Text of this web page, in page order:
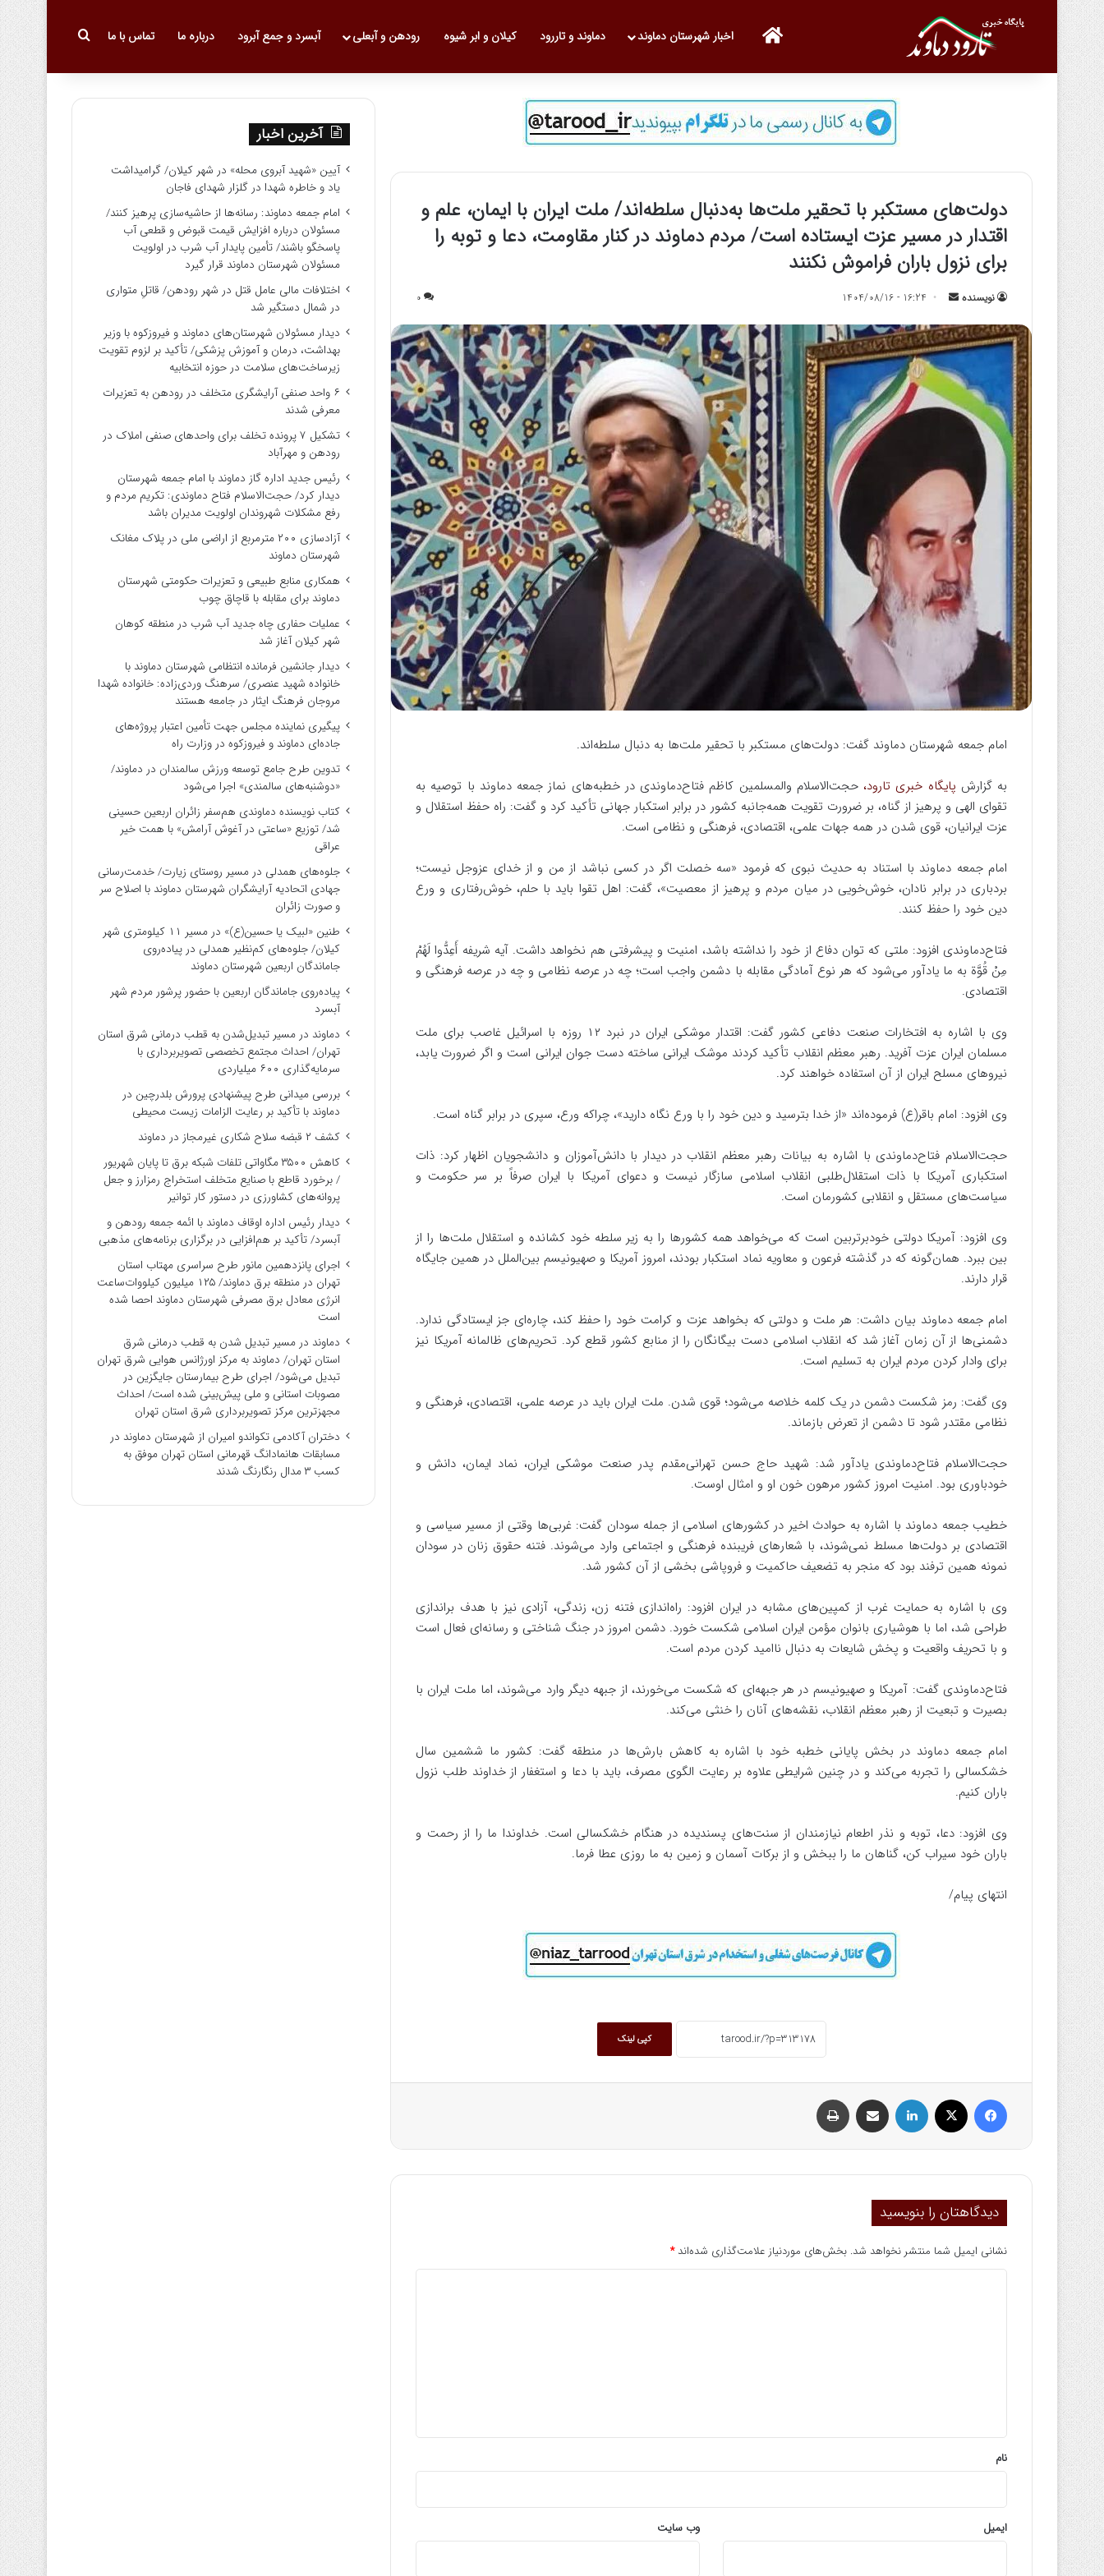
صفحه نخست
اخبار شهرستان دماوند دماوند و تاررود کیلان و ابر شیوه رودهن و آبعلی آبسرد و جمع آبرود درباره ما تماس با ما جستجو برای
دولت‌های مستکبر با تحقیر ملت‌ها به‌دنبال سلطه‌اند/ ملت ایران با ایمان، علم و
اقتدار در مسیر عزت ایستاده است/ مردم دماوند در کنار مقاومت، دعا و توبه را
برای نزول باران فراموش نکنند
نویسنده
س
ا
ل
ب
م
16:24 - 1404/08/16
0
امام جمعه شهرستان دماوند گفت: دولت‌های مستکبر با تحقیر ملت‌ها به‌ دنبال سلطه‌اند.
به گزارش پایگاه خبری تارود، حجت‌الاسلام والمسلمین کاظم فتاح‌دماوندی در خطبه‌های نماز جمعه دماوند با توصیه به
تقوای الهی و پرهیز از گناه، بر ضرورت تقویت همه‌جانبه کشور در برابر استکبار جهانی تأکید کرد و گفت: راه حفظ استقلال و
عزت ایرانیان، قوی شدن در همه جهات علمی، اقتصادی، فرهنگی و نظامی است.
امام جمعه دماوند با استناد به حدیث نبوی که فرمود «سه خصلت اگر در کسی نباشد از من و از خدای عزوجل نیست؛
بردباری در برابر نادان، خوش‌خویی در میان مردم و پرهیز از معصیت»، گفت: اهل تقوا باید با حلم، خوش‌رفتاری و ورع
دین خود را حفظ کنند.
فتاح‌دماوندی افزود: ملتی که توان دفاع از خود را نداشته باشد، امنیت و پیشرفتی هم نخواهد داشت. آیه شریفه أَعِدُّوا لَهُمْ
مِنْ قُوَّة به ما یادآور می‌شود که هر نوع آمادگی مقابله با دشمن واجب است؛ چه در عرصه نظامی و چه در عرصه فرهنگی و
اقتصادی.
وی با اشاره به افتخارات صنعت دفاعی کشور گفت: اقتدار موشکی ایران در نبرد ۱۲ روزه با اسرائیل غاصب برای ملت
مسلمان ایران عزت آفرید. رهبر معظم انقلاب تأکید کردند موشک ایرانی ساخته دست جوان ایرانی است و اگر ضرورت یابد،
نیروهای مسلح ایران از آن استفاده خواهند کرد.
وی افزود: امام باقر(ع) فرموده‌اند «از خدا بترسید و دین خود را با ورع نگاه دارید»، چراکه ورع، سپری در برابر گناه است.
حجت‌الاسلام فتاح‌دماوندی با اشاره به بیانات رهبر معظم انقلاب در دیدار با دانش‌آموزان و دانشجویان اظهار کرد: ذات
استکباری آمریکا با ذات استقلال‌طلبی انقلاب اسلامی سازگار نیست و دعوای آمریکا با ایران صرفاً بر سر حکومت و
سیاست‌های مستقل و انقلابی کشورمان است.
وی افزود: آمریکا دولتی خودبرتربین است که می‌خواهد همه کشورها را به زیر سلطه خود کشانده و استقلال ملت‌ها را از
بین ببرد. همان‌گونه که در گذشته فرعون و معاویه نماد استکبار بودند، امروز آمریکا و صهیونیسم بین‌الملل در همین جایگاه
قرار دارند.
امام جمعه دماوند بیان داشت: هر ملت و دولتی که بخواهد عزت و کرامت خود را حفظ کند، چاره‌ای جز ایستادگی ندارد.
دشمنی‌ها از آن زمان آغاز شد که انقلاب اسلامی دست بیگانگان را از منابع کشور قطع کرد. تحریم‌های ظالمانه آمریکا نیز
برای وادار کردن مردم ایران به تسلیم است.
وی گفت: رمز شکست دشمن در یک کلمه خلاصه می‌شود؛ قوی شدن. ملت ایران باید در عرصه علمی، اقتصادی، فرهنگی و
نظامی مقتدر شود تا دشمن از تعرض بازماند.
حجت‌الاسلام فتاح‌دماوندی یادآور شد: شهید حاج حسن تهرانی‌مقدم پدر صنعت موشکی ایران، نماد ایمان، دانش و
خودباوری بود. امنیت امروز کشور مرهون خون او و امثال اوست.
خطیب جمعه دماوند با اشاره به حوادث اخیر در کشورهای اسلامی از جمله سودان گفت: غربی‌ها وقتی از مسیر سیاسی و
اقتصادی بر دولت‌ها مسلط نمی‌شوند، با شعارهای فریبنده فرهنگی و اجتماعی وارد می‌شوند. فتنه حقوق زنان در سودان
نمونه همین ترفند بود که منجر به تضعیف حاکمیت و فروپاشی بخشی از آن کشور شد.
وی با اشاره به حمایت غرب از کمپین‌های مشابه در ایران افزود: راه‌اندازی فتنه زن، زندگی، آزادی نیز با هدف براندازی
طراحی شد، اما با هوشیاری بانوان مؤمن ایران اسلامی شکست خورد. دشمن امروز در جنگ شناختی و رسانه‌ای فعال است
و با تحریف واقعیت و پخش شایعات به دنبال ناامید کردن مردم است.
فتاح‌دماوندی گفت: آمریکا و صهیونیسم در هر جبهه‌ای که شکست می‌خورند، از جبهه دیگر وارد می‌شوند، اما ملت ایران با
بصیرت و تبعیت از رهبر معظم انقلاب، نقشه‌های آنان را خنثی می‌کند.
امام جمعه دماوند در بخش پایانی خطبه خود با اشاره به کاهش بارش‌ها در منطقه گفت: کشور ما ششمین سال
خشکسالی را تجربه می‌کند و در چنین شرایطی علاوه بر رعایت الگوی مصرف، باید با دعا و استغفار از خداوند طلب نزول
باران کنیم.
وی افزود: دعا، توبه و نذر اطعام نیازمندان از سنت‌های پسندیده در هنگام خشکسالی است. خداوندا ما را از رحمت و
باران خود سیراب کن، گناهان ما را ببخش و از برکات آسمان و زمین به ما روزی عطا فرما.
انتهای پیام/
کپی لینک
ایکس
دیدگاهتان را بنویسید
نشانی ایمیل شما منتشر نخواهد شد. بخش‌های موردنیاز علامت‌گذاری شده‌اند*
نام
ایمیل وب‌ سایت
آخرین اخبار
آیین «شهید آبروی محله» در شهر کیلان/ گرامیداشت
یاد و خاطره شهدا در گلزار شهدای فاجان
امام جمعه دماوند: رسانه‌ها از حاشیه‌سازی پرهیز کنند/
مسئولان درباره افزایش قیمت قبوض و قطعی آب
پاسخگو باشند/ تأمین پایدار آب شرب در اولویت
مسئولان شهرستان دماوند قرار گیرد
اختلافات مالی عامل قتل در شهر رودهن/ قاتلِ متواری
در شمال دستگیر شد
دیدار مسئولان شهرستان‌های دماوند و فیروزکوه با وزیر
بهداشت، درمان و آموزش پزشکی/ تأکید بر لزوم تقویت
زیرساخت‌های سلامت در حوزه انتخابیه
۶ واحد صنفی آرایشگری متخلف در رودهن به تعزیرات
معرفی شدند
تشکیل ۷ پرونده تخلف برای واحدهای صنفی املاک در
رودهن و مهرآباد
رئیس جدید اداره گاز دماوند با امام جمعه شهرستان
دیدار کرد/ حجت‌الاسلام فتاح دماوندی: تکریم مردم و
رفع مشکلات شهروندان اولویت مدیران باشد
آزادسازی ۲۰۰ مترمربع از اراضی ملی در پلاک مغانک
شهرستان دماوند
همکاری منابع طبیعی و تعزیرات حکومتی شهرستان
دماوند برای مقابله با قاچاق چوب
عملیات حفاری چاه جدید آب شرب در منطقه کوهان
شهر کیلان آغاز شد
دیدار جانشین فرمانده انتظامی شهرستان دماوند با
خانواده شهید عنصری/ سرهنگ وردی‌زاده: خانواده شهدا
مروجان فرهنگ ایثار در جامعه هستند
پیگیری نماینده مجلس جهت تأمین اعتبار پروژه‌های
جاده‌ای دماوند و فیروزکوه در وزارت راه
تدوین طرح جامع توسعه ورزش سالمندان در دماوند/
«دوشنبه‌های سالمندی» اجرا می‌شود
کتاب نویسنده دماوندی هم‌سفر زائران اربعین حسینی
شد/ توزیع «ساعتی در آغوش آرامش» با همت خیر
عراقی
جلوه‌های همدلی در مسیر روستای زیارت/ خدمت‌رسانی
جهادی اتحادیه آرایشگران شهرستان دماوند با اصلاح سر
و صورت زائران
طنین «لبیک یا حسین(ع)» در مسیر ۱۱ کیلومتری شهر
کیلان/ جلوه‌های کم‌نظیر همدلی در پیاده‌روی
جاماندگان اربعین شهرستان دماوند
پیاده‌روی جاماندگان اربعین با حضور پرشور مردم شهر
آبسرد
دماوند در مسیر تبدیل‌شدن به قطب درمانی شرق استان
تهران/ احداث مجتمع تخصصی تصویربرداری با
سرمایه‌گذاری ۶۰۰ میلیاردی
بررسی میدانی طرح پیشنهادی پرورش بلدرچین در
دماوند با تأکید بر رعایت الزامات زیست ‌محیطی
کشف ۲ قبضه سلاح شکاری غیرمجاز در دماوند
کاهش ۳۵۰۰ مگاواتی تلفات شبکه برق تا پایان شهریور
/ برخورد قاطع با صنایع متخلف استخراج رمزارز و جعل
پروانه‌های کشاورزی در دستور کار توانیر
دیدار رئیس اداره اوقاف دماوند با ائمه جمعه رودهن و
آبسرد/ تأکید بر هم‌افزایی در برگزاری برنامه‌های مذهبی
اجرای پانزدهمین مانور طرح سراسری مهتاب استان
تهران در منطقه برق دماوند/ ۱۲۵ میلیون کیلووات‌ساعت
انرژی معادل برق مصرفی شهرستان دماوند احصا شده
است
دماوند در مسیر تبدیل شدن به قطب درمانی شرق
استان تهران/ دماوند به مرکز اورژانس هوایی شرق تهران
تبدیل می‌شود/ اجرای طرح بیمارستان جایگزین در
مصوبات استانی و ملی پیش‌بینی شده است/ احداث
مجهزترین مرکز تصویربرداری شرق استان تهران
دختران آکادمی تکواندو امیران از شهرستان دماوند در
مسابقات هانمادانگ قهرمانی استان تهران موفق به
کسب ۳ مدال رنگارنگ شدند